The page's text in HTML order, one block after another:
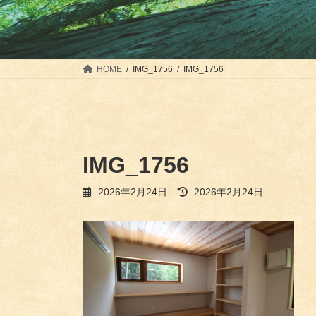
HOME IMG_1756 IMG_1756
IMG_1756
2026年2月24日
最
新
日
時
2026年2月24日